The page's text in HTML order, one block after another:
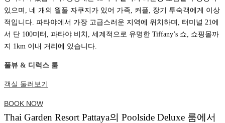
있으며, 네 개의 월풀 자쿠지가 있어 가족, 커플, 장기 투숙객에게 이상
적입니다. 파타야에서 가장 고급스러운 지역에 위치하며, 터미널 21에
서 단 100미터, 파타야 비치, 세계적으로 유명한 Tiffany’s 쇼, 쇼핑몰까
지 1km 이내 거리에 있습니다.
풀뷰 & 디럭스 룸
객실 둘러보기
BOOK NOW
Thai Garden Resort Pattaya의 Poolside Deluxe 룸에서